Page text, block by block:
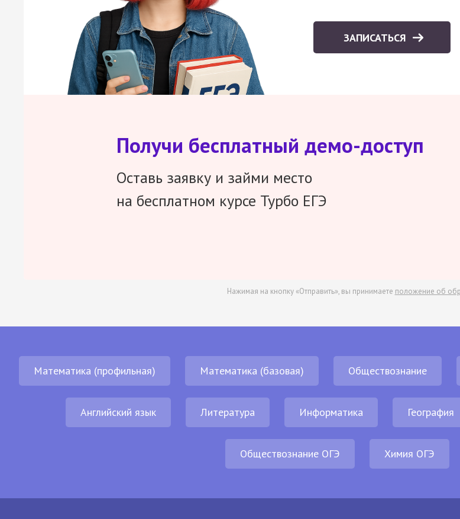
ЗАПИСАТЬСЯ
Получи бесплатный демо-доступ
Оставь заявку и займи место
на бесплатном курсе Турбо ЕГЭ
Нажимая на кнопку «Отправить», вы принимаете положение об
Математика (профильная) Математика (базовая) Обществознание
Английский язык Литература Информатика География
Обществознание ОГЭ Химия ОГЭ